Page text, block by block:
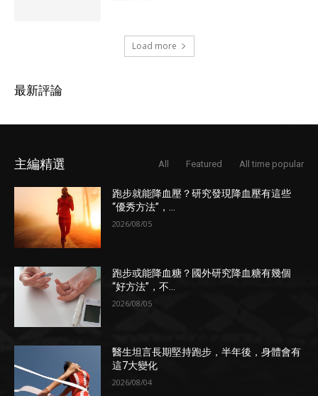
Load more
最新評論
主編精選 All Featured All time popular
跑步就能降血壓？研究發現降血壓有這些
“優秀方法”，...
2026/08/05
跑步或能降血糖？國外研究降血糖有幾個
“好方法”，不...
2026/08/05
醫生坦言長期堅持跑步，半年後，身體會有
這7大變化
2026/08/04